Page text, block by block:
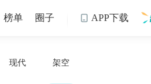
榜单 圈子  APP下载
现代 架空